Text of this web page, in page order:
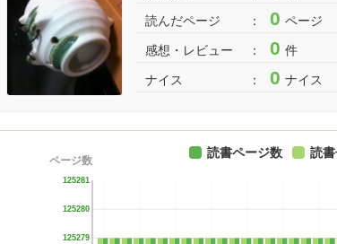
読んだページ 0 ページ
感想・レビュー 0 件
ナイス 0 ナイス
125279
125280
125281
ページ数
読書ページ数 読